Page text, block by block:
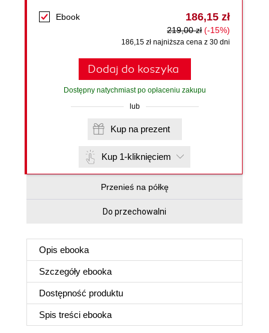
Ebook 186,15 zł
219,00 zł (-15%)
186,15 zł najniższa cena z 30 dni
Dodaj do koszyka
Dostępny natychmiast po opłaceniu zakupu
lub
Kup na prezent
Kup 1-kliknięciem
Przenieś na półkę
Do przechowalni
Opis ebooka
Szczegóły ebooka
Dostępność produktu
Spis treści ebooka